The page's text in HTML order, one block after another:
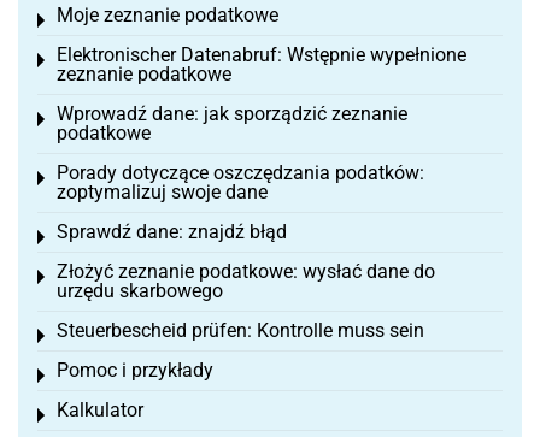
Moje zeznanie podatkowe
Toggle menu
Elektronischer Datenabruf: Wstępnie wypełnione
zeznanie podatkowe
Toggle menu
Wprowadź dane: jak sporządzić zeznanie
podatkowe
Toggle menu
Porady dotyczące oszczędzania podatków:
zoptymalizuj swoje dane
Toggle menu
Sprawdź dane: znajdź błąd
Toggle menu
Złożyć zeznanie podatkowe: wysłać dane do
urzędu skarbowego
Toggle menu
Steuerbescheid prüfen: Kontrolle muss sein
Toggle menu
Pomoc i przykłady
Toggle menu
Kalkulator
Toggle menu